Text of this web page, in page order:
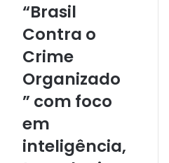
“Brasil
Contra o
Crime
Organizado
” com foco
em
inteligência,